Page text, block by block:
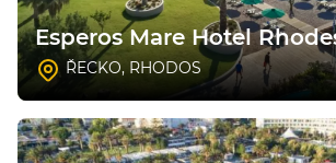
Esperos Mare Hotel
ŘECKO, RHODOS